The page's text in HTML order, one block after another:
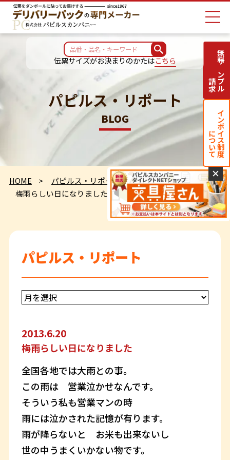
伝票サイズがお決まりのかたはこちら
パピルス・リポート
BLOG
HOME
パピルス・リポート
梅雨らしい日になりました
パピルス・リポート
2013.6.20
梅雨らしい日になりました
全国各地では大雨との事。
この雨は 営業泣かせなんです。
そういう私も営業マンの時
雨には泣かされた記憶が有ります。
雨が降らないと お米も出来ないし
世の中うまくいかない物です。
無料サンプル
請求
インボイス制度
について
✕